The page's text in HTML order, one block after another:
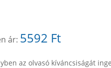
ár: 5592 Ft
az olvasó kíváncsiságát